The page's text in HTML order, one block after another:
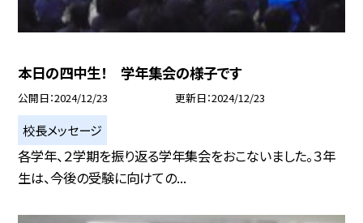
本日の四中生！ 学年集会の様子です
公開日 2024/12/23 更新日 2024/12/23
校長メッセージ
各学年、２学期を振り返る学年集会をおこないました。３年
生は、今後の受験に向けての...